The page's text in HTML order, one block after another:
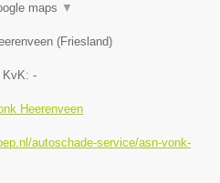
maps ▼
(Friesland)
KvK: -
Heerenveen
autoschade-service/asn-vonk-